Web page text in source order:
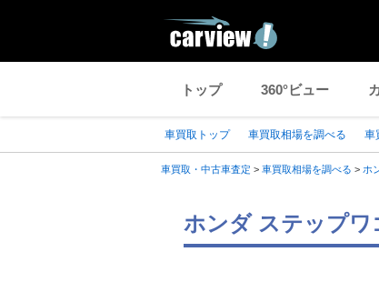
トップ 360°ビュー
車買取トップ 車買取相場を調べる 車
車買取・中古車査定 > 車買取相場を調べる > ホ
ホンダ ステップワ